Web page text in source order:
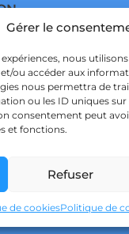
Gérer le
nous
ou accéder aux
nous permettra de
ou les ID uniques sur
consentement peut
et fonctions.
Refuser
de cookiesPolitique de
& RGPD